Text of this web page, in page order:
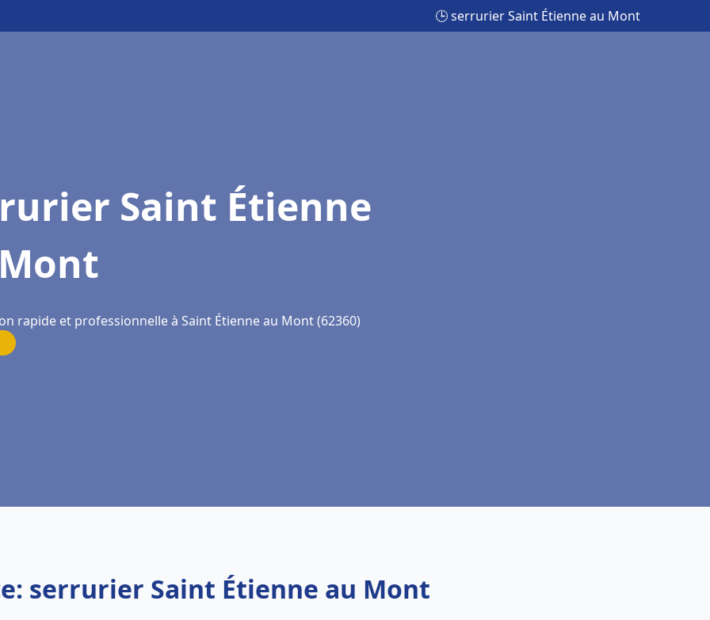
🕒 serrurier Saint Étienne au Mont
Saint Étienne
rapide et professionnelle à Saint Étienne au Mont (62360)
serrurier Saint Étienne au Mont